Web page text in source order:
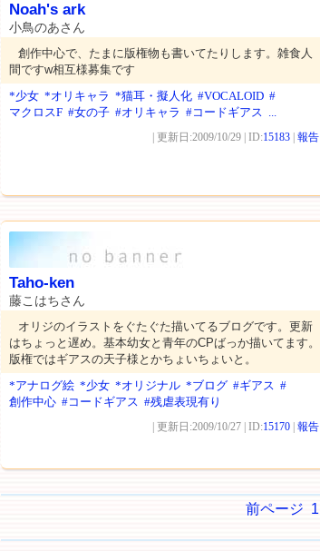
Noah's ark
小鳥のあさん
創作中心で、たまに版権物も書いてたりします。雑食人
間ですw相互様募集です
*少女 *オリキャラ *猫耳・擬人化 #VOCALOID #
マクロスF #女の子 #オリキャラ #コードギアス ...
| 更新日:2009/10/29 | ID:15183 報告
Taho-ken
藤こはちさん
オリジのイラストをぐたぐた描いてるブログです。更新
はちょっと遅め。基本幼女と青年のCPばっか描いてます。
版権ではギアスの天子様とかちょいちょいと。
*アナログ絵 *少女 *オリジナル *ブログ #ギアス #
創作中心 #コードギアス #残虐表現有り
| 更新日:2009/10/27 | ID:15170 報告
前ページ 1